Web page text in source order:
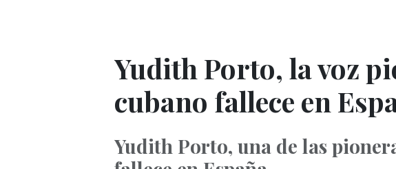
Yudith Porto, la voz
cubano fallece en
Yudith Porto, una de las